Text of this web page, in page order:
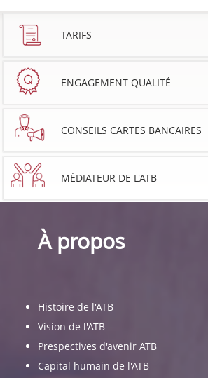
TARIFS
ENGAGEMENT QUALITÉ
CONSEILS CARTES BANCAIRES
MÉDIATEUR DE L'ATB
À propos
Histoire de l'ATB
Vision de l'ATB
Prespectives d'avenir ATB
Capital humain de l'ATB